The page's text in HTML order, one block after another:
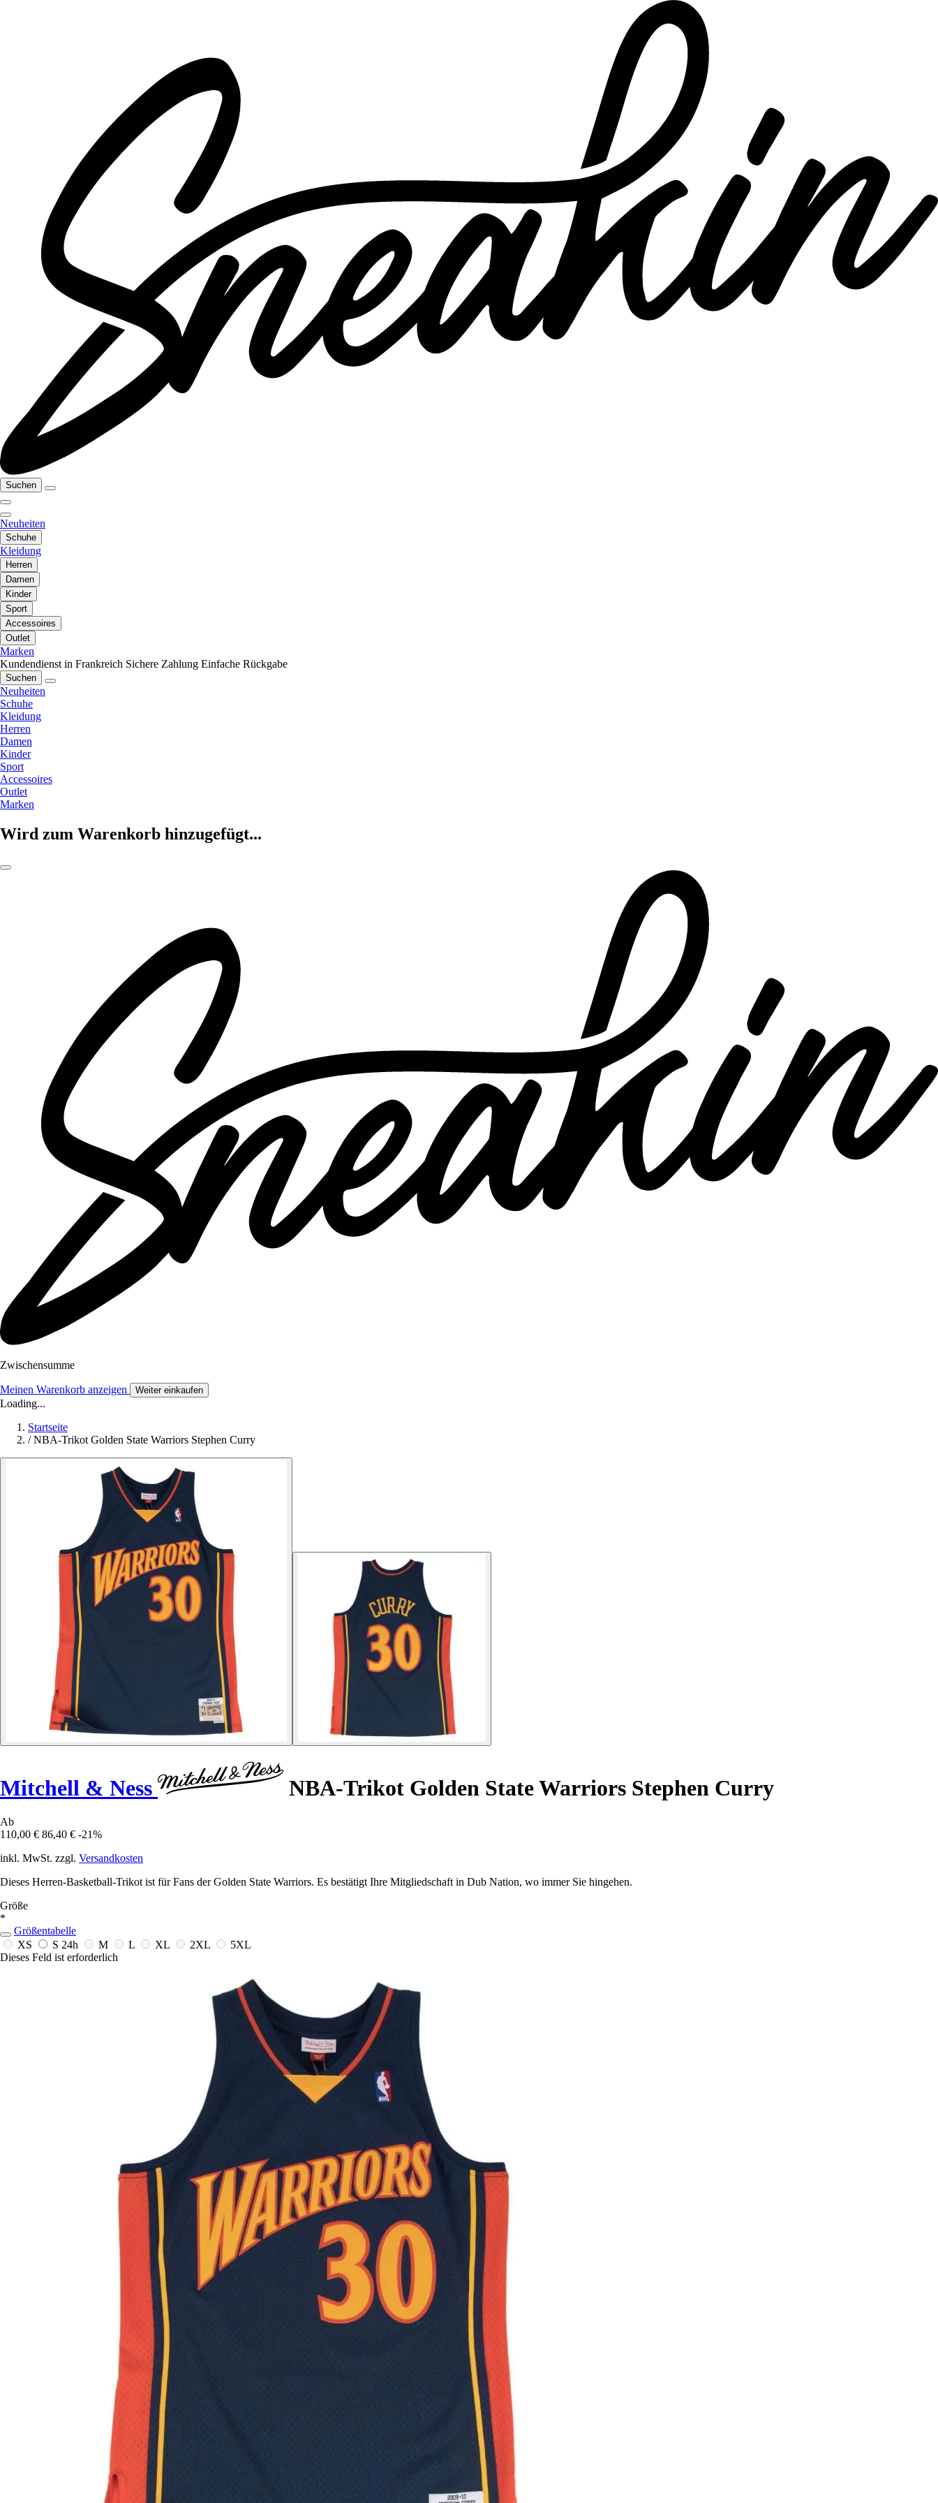
Suchen
Neuheiten
Schuhe
Kleidung
Herren
Damen
Kinder
Sport
Accessoires
Outlet
Marken
Kundendienst in Frankreich Sichere Zahlung Einfache Rückgabe
Suchen
Neuheiten
Schuhe
Kleidung
Herren
Damen
Kinder
Sport
Accessoires
Outlet
Marken
Wird zum Warenkorb hinzugefügt...
Zwischensumme
Meinen Warenkorb anzeigen Weiter einkaufen
Loading...
Startseite
/ NBA-Trikot Golden State Warriors Stephen Curry
Mitchell & Ness NBA-Trikot Golden State Warriors Stephen Curry
Ab
110,00 € 86,40 € -21%
inkl. MwSt. zzgl. Versandkosten
Dieses Herren-Basketball-Trikot ist für Fans der Golden State Warriors. Es bestätigt Ihre Mitgliedschaft in Dub Nation, wo immer Sie hingehen.
Größe
*
Größentabelle
XS
S 24h M L XL 2XL
5XL
Dieses Feld ist erforderlich